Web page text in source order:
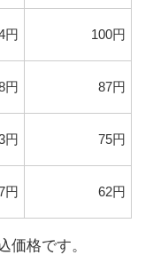
円 100円
円 87円
円 75円
円 62円
格です。